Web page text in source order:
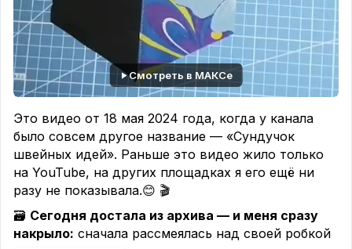
Смотреть в МАКСе
Это видео от 18 мая 2024 года, когда у канала
было совсем другое название — «Сундучок
швейных идей». Раньше это видео жило только
на YouTube, на других площадках я его ещё ни
разу не показывала.😊 🎬
🗃️ Сегодня достала из архива — и меня сразу
накрыло: сначала рассмеялась над своей робкой